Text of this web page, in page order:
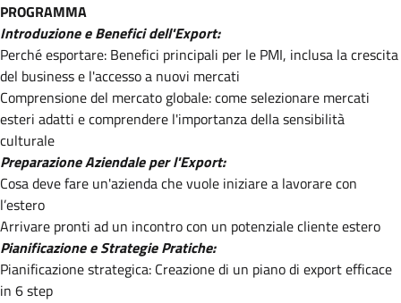
PROGRAMMA
Introduzione e Benefici dell'Export:
Perché esportare: Benefici principali per le PMI, inclusa la crescita
del business e l'accesso a nuovi mercati
Comprensione del mercato globale: come selezionare mercati
esteri adatti e comprendere l'importanza della sensibilità
culturale
Preparazione Aziendale per l'Export:
Cosa deve fare un'azienda che vuole iniziare a lavorare con
l’estero
Arrivare pronti ad un incontro con un potenziale cliente estero
Pianificazione e Strategie Pratiche:
Pianificazione strategica: Creazione di un piano di export efficace
in 6 step